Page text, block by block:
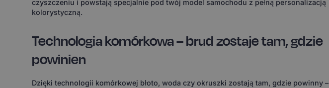
czyszczeniu i powstają specjalnie pod twój model samochodu z pełną personalizacją
kolorystyczną.
Technologia komórkowa – brud zostaje tam, gdzie
powinien
Dzięki technologii komórkowej błoto, woda czy okruszki zostają tam, gdzie powinny –